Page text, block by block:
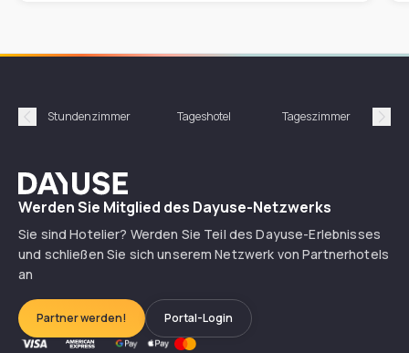
Précédent
Stundenzimmer Tageshotel Tageszimmer
Dayuse
Werden Sie Mitglied des Dayuse-Netzwerks
Sie sind Hotelier? Werden Sie Teil des Dayuse-Erlebnisses
und schließen Sie sich unserem Netzwerk von Partnerhotels
an
Partner werden! Portal-Login